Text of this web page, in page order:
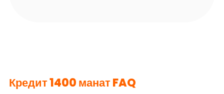
Кредит 1400 манат FAQ